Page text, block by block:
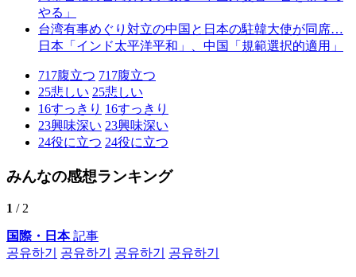
やる」
台湾有事めぐり対立の中国と日本の駐韓大使が同席…
日本「インド太平洋平和」、中国「規範選択的適用」
717腹立つ 717腹立つ
25悲しい 25悲しい
16すっきり 16すっきり
23興味深い 23興味深い
24役に立つ 24役に立つ
みんなの感想ランキング
1 / 2
国際・日本記事
공유하기
공유하기 공유하기 공유하기